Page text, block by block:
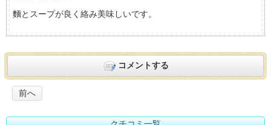
k.dragonの麺や 松辰おすすめ度：4
麵とスープが良く絡み美味しいです。
コメントする
前へ